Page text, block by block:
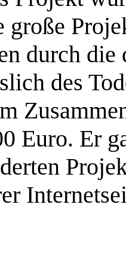
große
durch die
des
Euro. Er